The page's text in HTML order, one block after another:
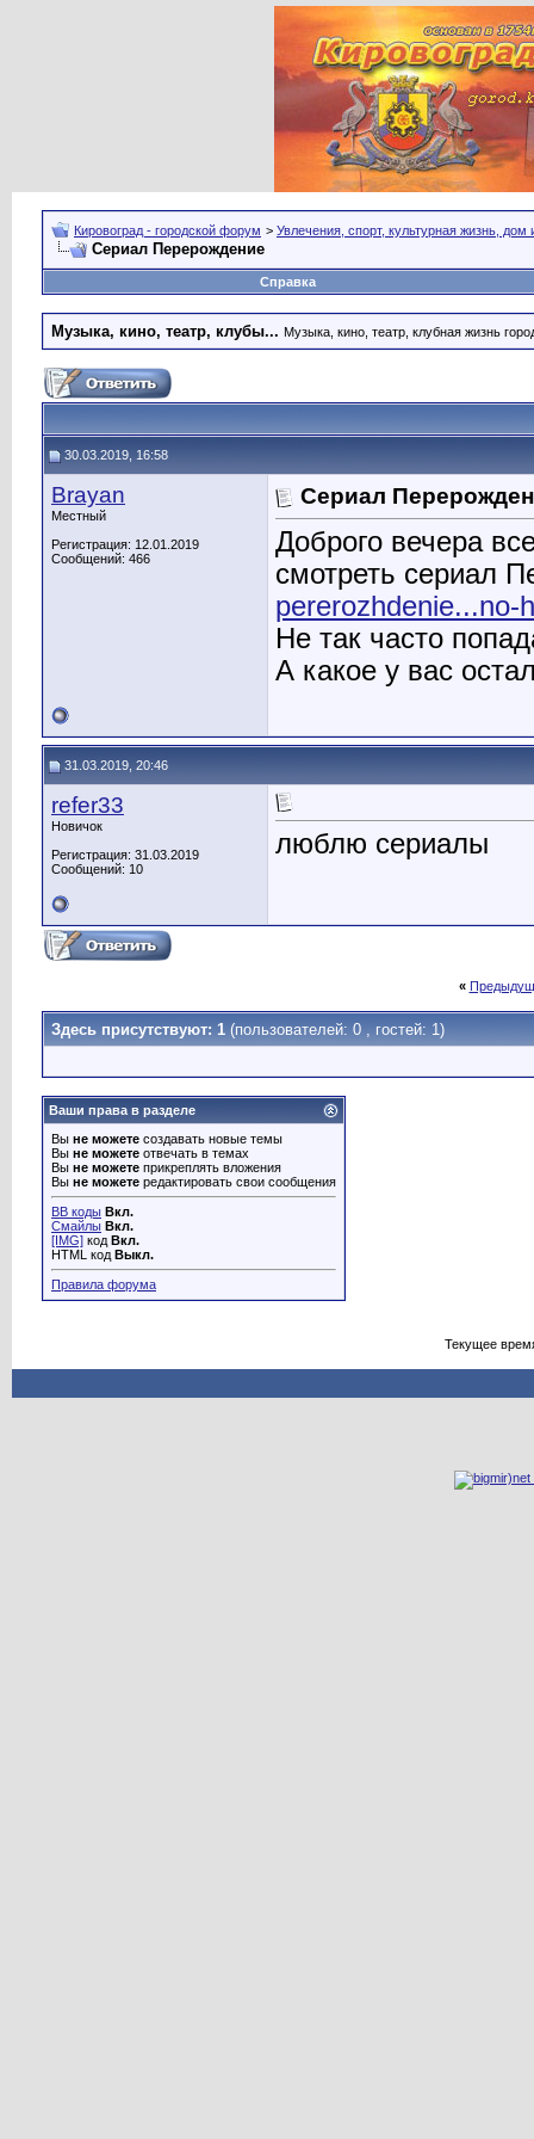
Кировоград - городской форум > Увлечения, спорт, культурная жизнь, дом
Сериал Перерождение
Справка
Музыка, кино, театр, клубы... Музыка, кино, театр, клубная жизнь
30.03.2019, 16:58
Brayan
Местный
Регистрация: 12.01.2019
Сообщений: 466
Сериал
Доброго вечера
смотреть сериал
pererozhdenie...no-
Не так часто
А какое у вас
31.03.2019, 20:46
refer33
Новичок
Регистрация: 31.03.2019
Сообщений: 10
люблю сериалы
«
Здесь присутствуют: 1 (пользователей: 0 , гостей: 1)
Ваши права в разделе
Вы не можете создавать новые темы
Вы не можете отвечать в темах
Вы не можете прикреплять вложения
Вы не можете редактировать свои сообщения
BB коды Вкл.
Смайлы Вкл.
[IMG] код Вкл.
HTML код Выкл.
Правила форума
Текущее